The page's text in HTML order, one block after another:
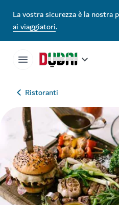
La vostra sicurezza è la nostra
ai viaggiatori.
Ristoranti